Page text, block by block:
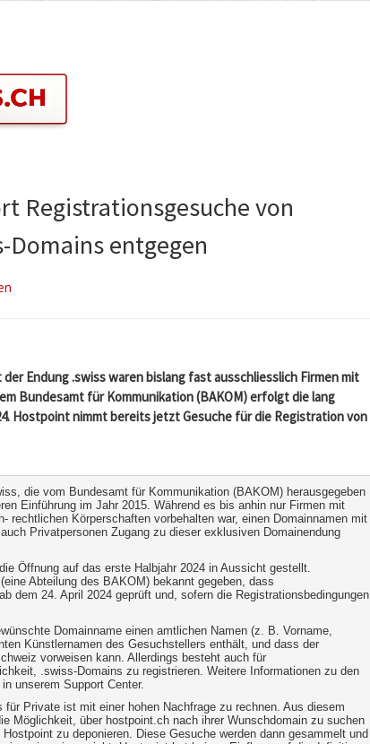
Registrationsgesuche von
entgegen
der Endung .swiss waren bislang fast ausschliesslich Firmen mit
Bundesamt für Kommunikation (BAKOM) erfolgt die lang
Hostpoint nimmt bereits jetzt Gesuche für die Registration von
die vom Bundesamt für Kommunikation (BAKOM) herausgegeben
Einführung im Jahr 2015. Während es bis anhin nur Firmen mit
rechtlichen Körperschaften vorbehalten war, einen Domainnamen mit
Privatpersonen Zugang zu dieser exklusiven Domainendung
Öffnung auf das erste Halbjahr 2024 in Aussicht gestellt.
Abteilung des BAKOM) bekannt gegeben, dass
dem 24. April 2024 geprüft und, sofern die Registrationsbedingungen
Domainname einen amtlichen Namen (z. B. Vorname,
Künstlernamen des Gesuchstellers enthält, und dass der
vorweisen kann. Allerdings besteht auch für
.swiss-Domains zu registrieren. Weitere Informationen zu den
unserem Support Center.
Private ist mit einer hohen Nachfrage zu rechnen. Aus diesem
Möglichkeit, über hostpoint.ch nach ihrer Wunschdomain zu suchen
zu deponieren. Diese Gesuche werden dann gesammelt und